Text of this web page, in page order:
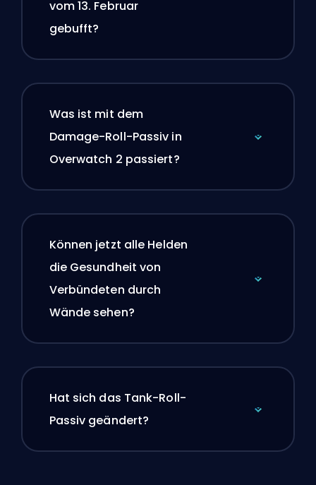
vom 13. Februar
gebufft?
Was ist mit dem
Damage-Roll-Passiv in
Overwatch 2 passiert?
Können jetzt alle Helden
die Gesundheit von
Verbündeten durch
Wände sehen?
Hat sich das Tank-Roll-
Passiv geändert?